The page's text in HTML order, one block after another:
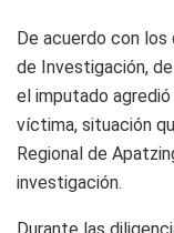
De acuerdo con
de Investigación,
el imputado
víctima, situación
Regional de
investigación.